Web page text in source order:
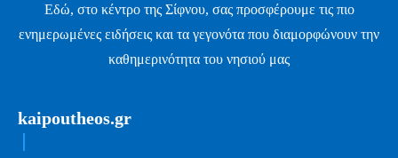
Εδώ, στο κέντρο της Σίφνου, σας προσφέρουμε τις πιο
ενημερωμένες ειδήσεις και τα γεγονότα που διαμορφώνουν την
καθημερινότητα του νησιού μας
kaipoutheos.gr